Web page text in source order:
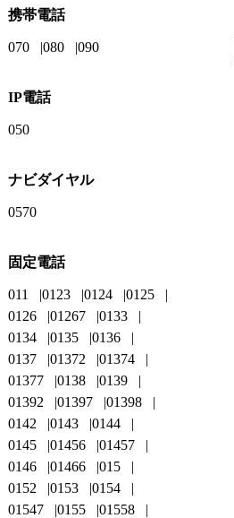
携帯電話
070 080 090
IP電話
050
ナビダイヤル
0570
固定電話
011 0123 0124
0125
0126
01267
0133
0134
0135
0136
0137
01372
01374
01377
0138
0139
01392
01397
01398
0142
0143
0144
0145
01456
01457
0146
01466
015
0152
0153
0154
01547
0155
01558